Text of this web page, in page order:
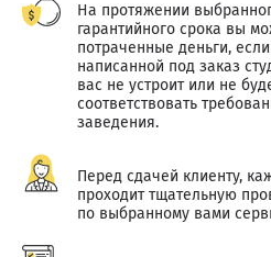
На протяжении
гарантийного срока вы
потраченные деньги,
написанной под заказ
вас не устроит или не
соответствовать
заведения.
Перед сдачей клиенту,
проходит тщательную
по выбранному вами